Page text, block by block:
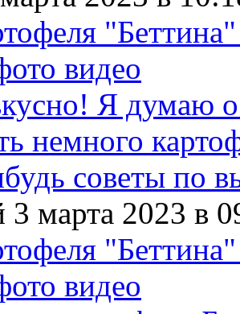
видео
Я думаю
немного
советы по
марта 2023 в
видео